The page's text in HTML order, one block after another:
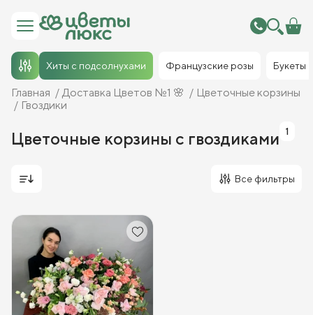
Хиты с подсолнухами Французские розы Букеты
Главная Доставка Цветов №1 🌸
Цветочные корзины
Гвоздики
Цветочные корзины с гвоздиками 1
Все фильтры